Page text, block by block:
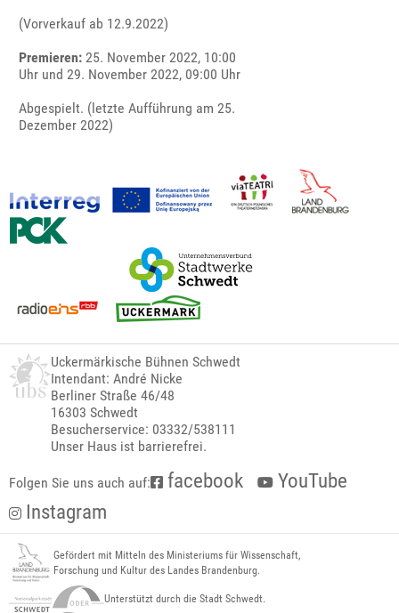
(Vorverkauf ab 12.9.2022)
Premieren: 25. November 2022, 10:00
Uhr und 29. November 2022, 09:00 Uhr
Abgespielt. (letzte Aufführung am 25.
Dezember 2022)
Uckermärkische Bühnen Schwedt
Intendant: André Nicke
Berliner Straße 46/48
16303 Schwedt
Besucherservice: 03332/538111
Unser Haus ist barrierefrei.
Folgen Sie uns auch auf: facebook
YouTube
Instagram
Gefördert mit Mitteln des Ministeriums für Wissenschaft,
Forschung und Kultur des Landes Brandenburg.
Unterstützt durch die Stadt Schwedt.